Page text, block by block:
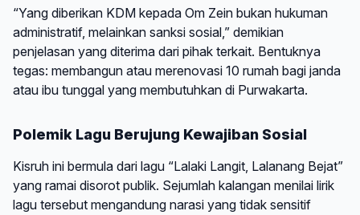
“Yang diberikan KDM kepada Om Zein bukan hukuman
administratif, melainkan sanksi sosial,” demikian
penjelasan yang diterima dari pihak terkait. Bentuknya
tegas: membangun atau merenovasi 10 rumah bagi janda
atau ibu tunggal yang membutuhkan di Purwakarta.
Polemik Lagu Berujung Kewajiban Sosial
Kisruh ini bermula dari lagu “Lalaki Langit, Lalanang Bejat”
yang ramai disorot publik. Sejumlah kalangan menilai lirik
lagu tersebut mengandung narasi yang tidak sensitif